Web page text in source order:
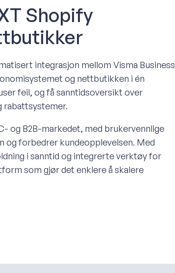
Shopify
integrasjon mellom Visma Business
og nettbutikken i én
feil, og få sanntidsoversikt over
rabattsystemer.
og B2B-markedet, med brukervennlige
og forbedrer kundeopplevelsen. Med
i sanntid og integrerte verktøy for
som gjør det enklere å skalere